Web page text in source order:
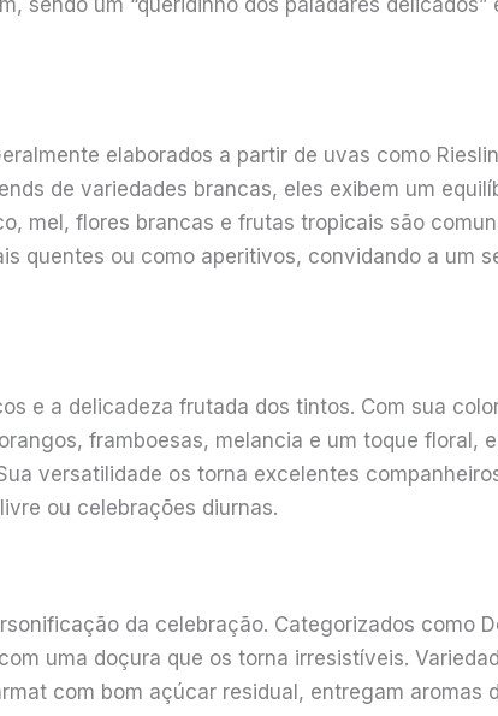
sendo um “queridinho dos paladares delicados”
elaborados a partir de uvas como
de variedades brancas, eles exibem um
mel, flores brancas e frutas tropicais são
quentes ou como aperitivos, convidando a um
e a delicadeza frutada dos tintos. Com sua
framboesas, melancia e um toque floral,
versatilidade os torna excelentes
ou celebrações diurnas.
da celebração. Categorizados como
uma doçura que os torna irresistíveis.
com bom açúcar residual, entregam aromas